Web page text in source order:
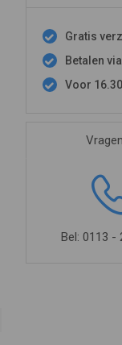
Gratis
Betalen
Voor
Bel: 0113 -